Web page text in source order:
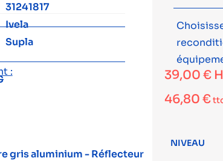
31241817
Ivela
Supla
:
gris aluminium - Réflecteur
39,00€
46,80€
NIVEAU